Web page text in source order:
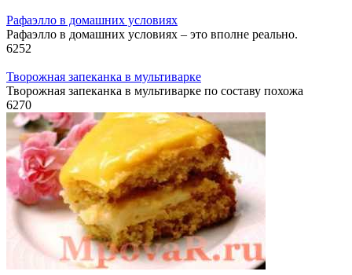
Рафаэлло в домашних условиях
Рафаэлло в домашних условиях – это вполне реально.
6252
Творожная запеканка в мультиварке
Творожная запеканка в мультиварке по составу похожа
6270